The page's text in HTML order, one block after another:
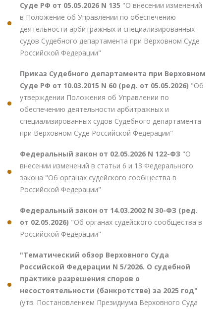
Суде РФ от 05.05.2026 N 135 "О внесении изменений
в Положение об Управлении по обеспечению
деятельности арбитражных и специализированных
судов Судебного департамента при Верховном Суде
Российской Федерации"
Приказ Судебного департамента при Верховном
Суде РФ от 10.03.2015 N 60 (ред. от 05.05.2026) "Об
утверждении Положения об Управлении по
обеспечению деятельности арбитражных и
специализированных судов Судебного департамента
при Верховном Суде Российской Федерации"
Федеральный закон от 02.05.2026 N 122-ФЗ "О
внесении изменений в статьи 6 и 13 Федерального
закона "Об органах судейского сообщества в
Российской Федерации"
Федеральный закон от 14.03.2002 N 30-ФЗ (ред.
от 02.05.2026) "Об органах судейского сообщества в
Российской Федерации"
"Тематический обзор Верховного Суда
Российской Федерации N 5/2026. О судебной
практике разрешения споров о
несостоятельности (банкротстве) за 2025 год"
(утв. Постановлением Президиума Верховного Суда